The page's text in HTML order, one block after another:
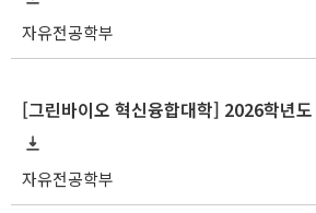
자유전공학부
자유전공학부